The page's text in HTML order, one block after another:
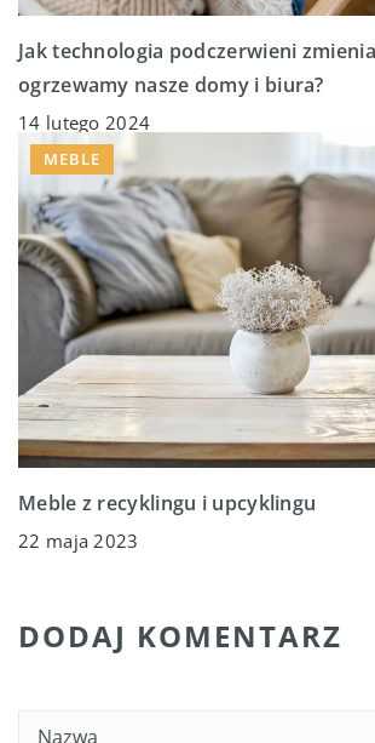
Jak technologia podczerwieni
ogrzewamy nasze domy i biura?
14 lutego 2024
MEBLE
Meble z recyklingu i upcyklingu
22 maja 2023
DODAJ KOMENTARZ